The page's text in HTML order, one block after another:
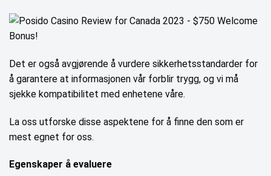
Det er også avgjørende å vurdere sikkerhetsstandarder for
å garantere at informasjonen vår forblir trygg, og vi må
sjekke kompatibilitet med enhetene våre.
La oss utforske disse aspektene for å finne den som er
mest egnet for oss.
Egenskaper å evaluere